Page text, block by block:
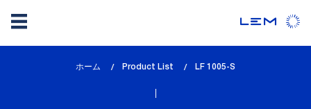
ホーム Product List
lem_current_page
LF 1005-S